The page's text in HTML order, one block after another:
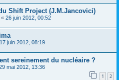
Shift Project (J.M.Jancovici)
« 26 juin 2012, 00:52
17 juin 2012, 08:19
sereinement du nucléaire ?
mai 2012, 13:36
1 2